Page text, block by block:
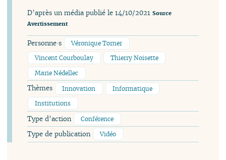
D’après un média publié le 14/10/2021 Source
Avertissement
Personne·s
Véronique Torner
Vincent Courboulay
Thierry Noisette
Marie Nédellec
Thèmes Innovation
Informatique
Institutions
Type d’action Conférence
Type de publication Vidéo